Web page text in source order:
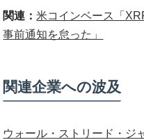
関連：米コインベース「
事前通知を怠った」
関連企業への波及
ウォール・ストリード・ジ